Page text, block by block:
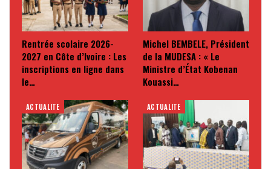
Rentrée scolaire 2026-
2027 en Côte d’Ivoire : Les
inscriptions en ligne dans
le…
Michel BEMBELE, Président
de la MUDESA : « Le
Ministre d’État Kobenan
Kouassi…
ACTUALITE ACTUALITE